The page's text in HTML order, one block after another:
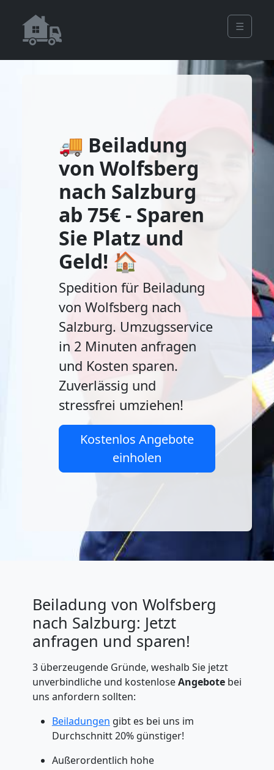
☰
🚚 Beiladung
von Wolfsberg
nach Salzburg
ab 75€ - Sparen
Sie Platz und
Geld! 🏠
Spedition für Beiladung
von Wolfsberg nach
Salzburg. Umzugsservice
in 2 Minuten anfragen
und Kosten sparen.
Zuverlässig und
stressfrei umziehen!
Kostenlos Angebote
einholen
Beiladung von Wolfsberg
nach Salzburg: Jetzt
anfragen und sparen!
3 überzeugende Gründe, weshalb Sie jetzt
unverbindliche und kostenloseAngebotebei
uns anfordern sollten:
Beiladungen gibt es bei uns im
Durchschnitt 20% günstiger!
Außerordentlich hohe